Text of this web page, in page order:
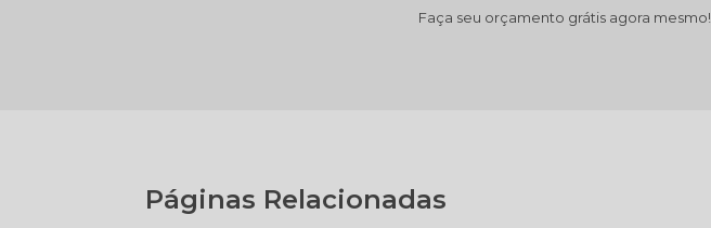
Faça seu orçamento grátis agora mesmo!
Páginas Relacionadas